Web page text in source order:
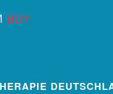
BDY